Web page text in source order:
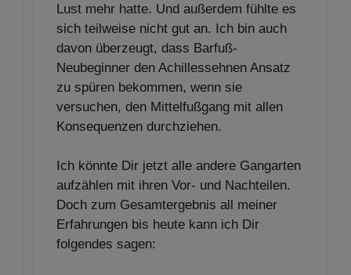
Lust mehr hatte. Und außerdem fühlte es
sich teilweise nicht gut an. Ich bin auch
davon überzeugt, dass Barfuß-
Neubeginner den Achillessehnen Ansatz
zu spüren bekommen, wenn sie
versuchen, den Mittelfußgang mit allen
Konsequenzen durchziehen.
Ich könnte Dir jetzt alle andere Gangarten
aufzählen mit ihren Vor- und Nachteilen.
Doch zum Gesamtergebnis all meiner
Erfahrungen bis heute kann ich Dir
folgendes sagen: